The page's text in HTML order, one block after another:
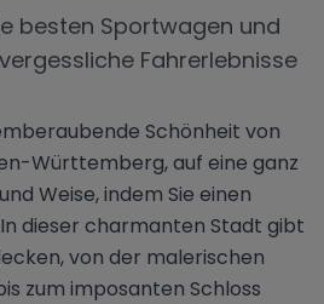
besten Sportwagen und
Fahrerlebnisse
Schönheit von
Württemberg, auf eine ganz
Weise, indem Sie einen
dieser charmanten Stadt gibt
von der malerischen
zum imposanten Schloss